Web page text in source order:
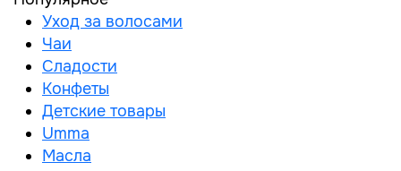
Уход за волосами
Чаи
Сладости
Конфеты
Детские товары
Umma
Масла